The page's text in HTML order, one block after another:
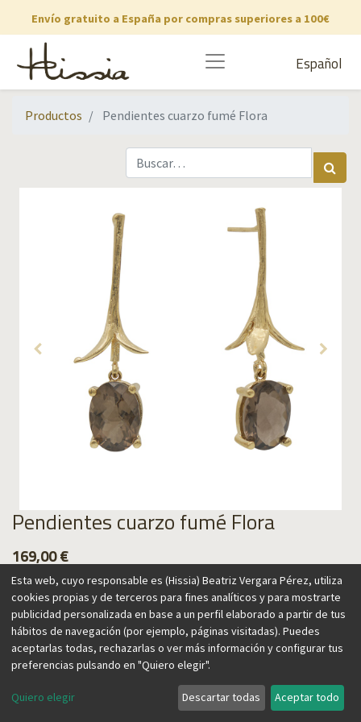
Envío gratuito a España por compras superiores a 100€
Español
Productos Pendientes cuarzo fumé Flora
Pendientes cuarzo fumé Flora
169,00€
Agregar al carrito
Estos pendientes diseñados con forma de rama son una
Esta web, cuyo responsable es (Hissia) Beatriz Vergara Pérez, utiliza
cookies propias y de terceros para fines analíticos y para mostrarte
publicidad personalizada en base a un perfil elaborado a partir de tus
hábitos de navegación (por ejemplo, páginas visitadas). Puedes
aceptarlas todas, rechazarlas o ver más información y configurar tus
preferencias pulsando en "Quiero elegir".
Quiero elegir Descartar todas Aceptar todo